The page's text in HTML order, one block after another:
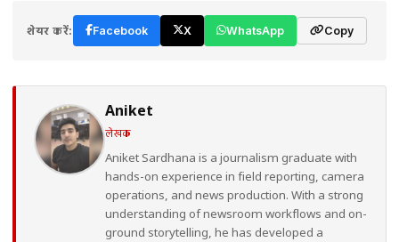
शेयर करें: Facebook X WhatsApp Copy
Aniket
लेखक
Aniket Sardhana is a journalism graduate with
hands-on experience in field reporting, camera
operations, and news production. With a strong
understanding of newsroom workflows and on-
ground storytelling, he has developed a